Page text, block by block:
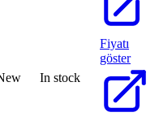
In stock
Fiyatı
göster